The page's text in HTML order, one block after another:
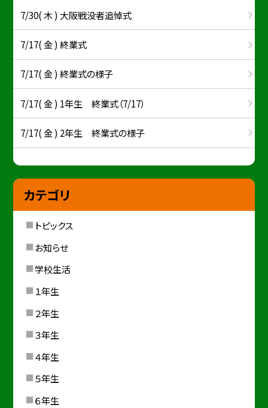
7/30( 木 ) 大阪戦没者追悼式
7/17( 金 ) 終業式
7/17( 金 ) 終業式の様子
7/17( 金 ) 1年生 終業式（7/17）
7/17( 金 ) 2年生 終業式の様子
カテゴリ
トピックス
お知らせ
学校生活
１年生
２年生
３年生
４年生
５年生
６年生